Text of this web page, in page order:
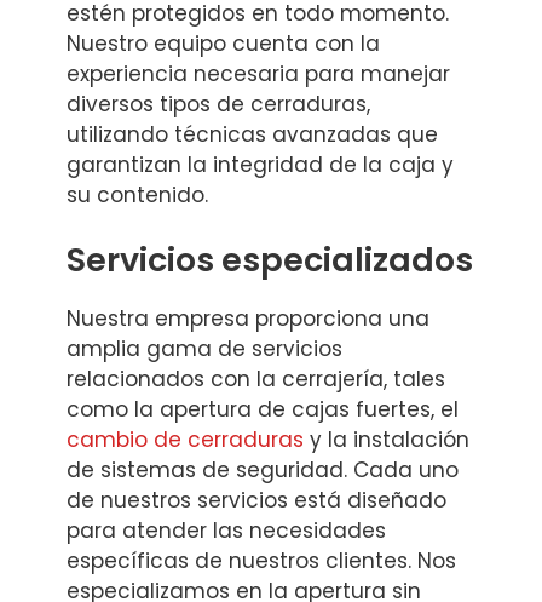
estén protegidos en todo momento.
Nuestro equipo cuenta con la
experiencia necesaria para manejar
diversos tipos de cerraduras,
utilizando técnicas avanzadas que
garantizan la integridad de la caja y
su contenido.
Servicios especializados
Nuestra empresa proporciona una
amplia gama de servicios
relacionados con la cerrajería, tales
como la apertura de cajas fuertes, el
cambio de cerraduras y la instalación
de sistemas de seguridad. Cada uno
de nuestros servicios está diseñado
para atender las necesidades
específicas de nuestros clientes. Nos
especializamos en la apertura sin